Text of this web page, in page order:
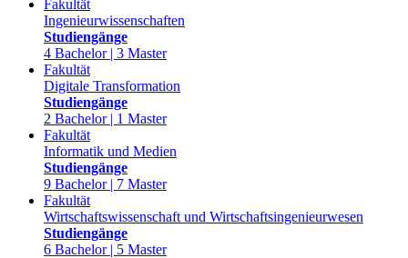
Fakultät
Ingenieurwissenschaften
Studiengänge
4 Bachelor | 3 Master
Fakultät
Digitale Transformation
Studiengänge
2 Bachelor | 1 Master
Fakultät
Informatik und Medien
Studiengänge
9 Bachelor | 7 Master
Fakultät
Wirtschaftswissenschaft und Wirtschaftsingenieurwesen
Studiengänge
6 Bachelor | 5 Master